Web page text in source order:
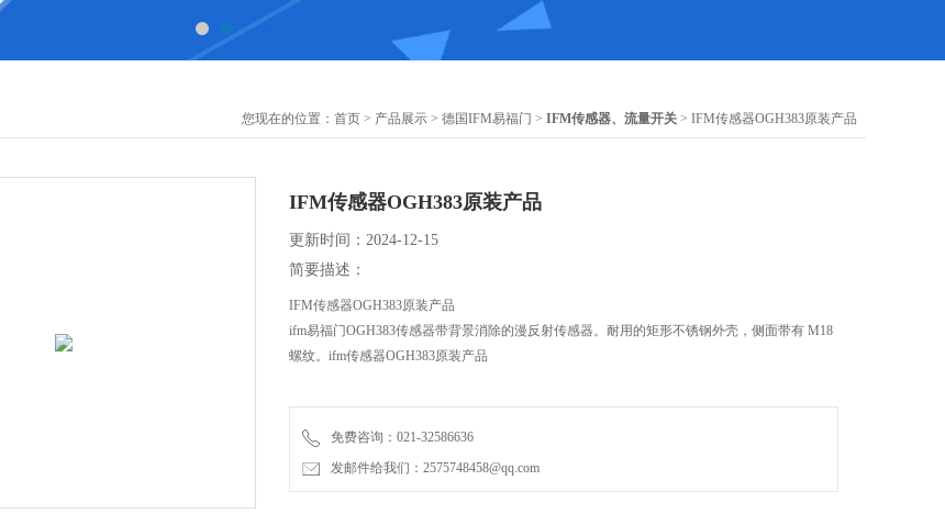
您现在的位置： 首页 > 产品展示 > 德国IFM易福门 > IFM传感器、流量开关 > IFM传感器OGH383原装产品
IFM传感器OGH383原装产品
更新时间：2024-12-15
简要描述：
IFM传感器OGH383原装产品
ifm易福门OGH383传感器带背景消除的漫反射传感器。耐用的矩形不锈钢外壳，侧面带有 M18
螺纹。ifm传感器OGH383原装产品
免费咨询：021-32586636
发邮件给我们：2575748458@qq.com